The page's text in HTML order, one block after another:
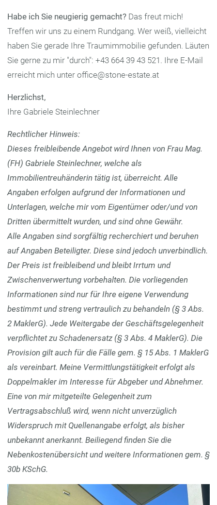
Habe ich Sie neugierig gemacht? Das freut mich!
Treffen wir uns zu einem Rundgang. Wer weiß, vielleicht
haben Sie gerade Ihre Traumimmobilie gefunden. Läuten
Sie gerne zu mir "durch": +43 664 39 43 521. Ihre E-Mail
erreicht mich unter office@stone-estate.at
Herzlichst,
Ihre Gabriele Steinlechner
Rechtlicher Hinweis:
Dieses freibleibende Angebot wird Ihnen von Frau Mag.
(FH) Gabriele Steinlechner, welche als
Immobilientreuhänderin tätig ist, überreicht. Alle
Angaben erfolgen aufgrund der Informationen und
Unterlagen, welche mir vom Eigentümer oder/und von
Dritten übermittelt wurden, und sind ohne Gewähr.
Alle Angaben sind sorgfältig recherchiert und beruhen
auf Angaben Beteiligter. Diese sind jedoch unverbindlich.
Der Preis ist freibleibend und bleibt Irrtum und
Zwischenverwertung vorbehalten. Die vorliegenden
Informationen sind nur für Ihre eigene Verwendung
bestimmt und streng vertraulich zu behandeln (§ 3 Abs.
2 MaklerG). Jede Weitergabe der Geschäftsgelegenheit
verpflichtet zu Schadenersatz (§ 3 Abs. 4 MaklerG). Die
Provision gilt auch für die Fälle gem. § 15 Abs. 1 MaklerG
als vereinbart. Meine Vermittlungstätigkeit erfolgt als
Doppelmakler im Interesse für Abgeber und Abnehmer.
Eine von mir mitgeteilte Gelegenheit zum
Vertragsabschluß wird, wenn nicht unverzüglich
Widerspruch mit Quellenangabe erfolgt, als bisher
unbekannt anerkannt. Beiliegend finden Sie die
Nebenkostenübersicht und weitere Informationen gem. §
30b KSchG.